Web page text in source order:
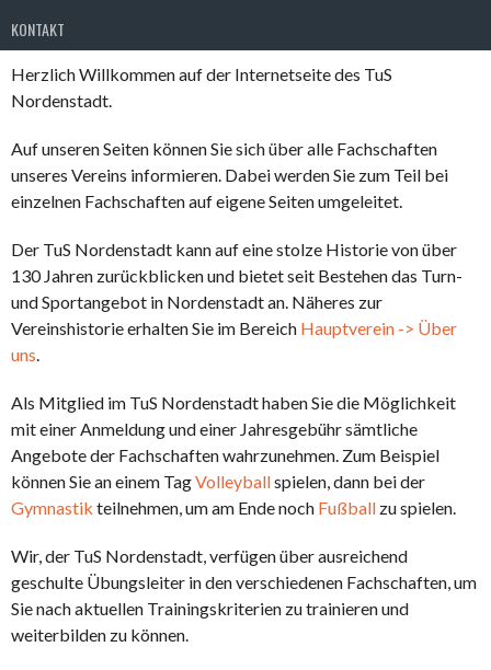
KONTAKT
Herzlich Willkommen auf der Internetseite des TuS
Nordenstadt.
Auf unseren Seiten können Sie sich über alle Fachschaften
unseres Vereins informieren. Dabei werden Sie zum Teil bei
einzelnen Fachschaften auf eigene Seiten umgeleitet.
Der TuS Nordenstadt kann auf eine stolze Historie von über
130 Jahren zurückblicken und bietet seit Bestehen das Turn-
und Sportangebot in Nordenstadt an. Näheres zur
Vereinshistorie erhalten Sie im Bereich Hauptverein -> Über
uns.
Als Mitglied im TuS Nordenstadt haben Sie die Möglichkeit
mit einer Anmeldung und einer Jahresgebühr sämtliche
Angebote der Fachschaften wahrzunehmen. Zum Beispiel
können Sie an einem TagVolleyballspielen, dann bei der
Gymnastik teilnehmen, um am Ende noch Fußball zu spielen.
Wir, der TuS Nordenstadt, verfügen über ausreichend
geschulte Übungsleiter in den verschiedenen Fachschaften, um
Sie nach aktuellen Trainingskriterien zu trainieren und
weiterbilden zu können.